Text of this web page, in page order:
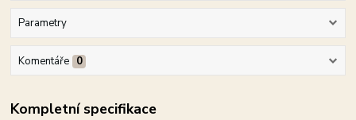
Parametry
Komentáře 0
Kompletní specifikace